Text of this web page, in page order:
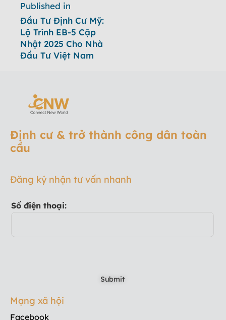
Published in
Đầu Tư Định Cư Mỹ:
Lộ Trình EB-5 Cập
Nhật 2025 Cho Nhà
Đầu Tư Việt Nam
Định cư & trở thành công dân toàn
cầu
Đăng ký nhận tư vấn nhanh
Số điện thoại:
Mạng xã hội
Facebook